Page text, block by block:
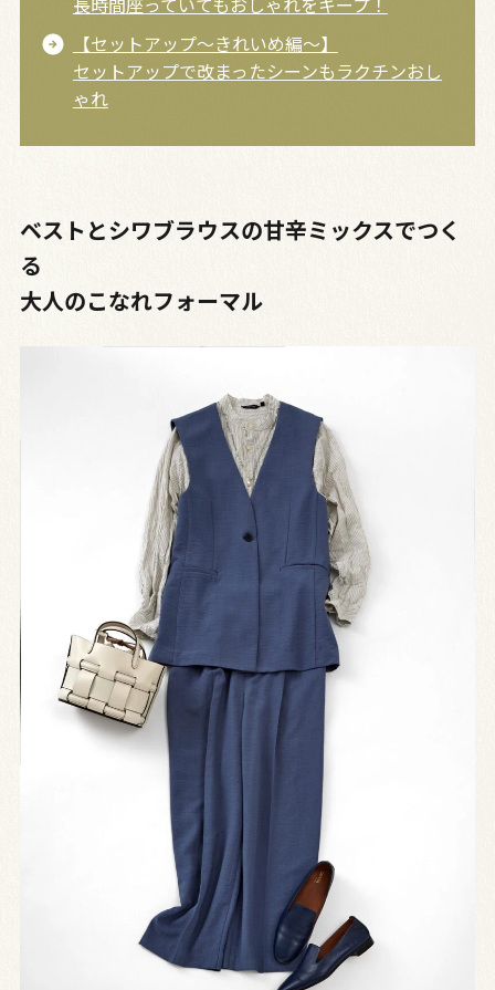
【セットアップ～きれいめ編～】
セットアップで改まったシーンもラクチンおし
ゃれ
ベストとシワブラウスの甘辛ミックスでつく
る
大人のこなれフォーマル